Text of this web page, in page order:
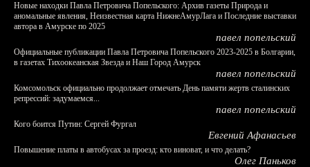
Новые находки Павла Петровича Попельского: Архив газеты Природа и
аномальные явления, Неизвестная карта НижнеАмурЛага и Последние выставки
автора в Амурске по 2025
павел попельский
Официальные публикации Павла Петровича Попельского 2023-2025 в Болгарии,
в газетах Тихоокеанская Звезда и Наш Город Амурск
павел попельский
Комсомольск официально продолжает отмечать День памяти жертв сталинских
репрессий: задумаемся...
павел попельский
Кого боится Путин: Сергей Фургал
Евгений Афанасьев
Повышение платы в автобусах за проезд: кто виноват, и что делать?
Олег Паньков